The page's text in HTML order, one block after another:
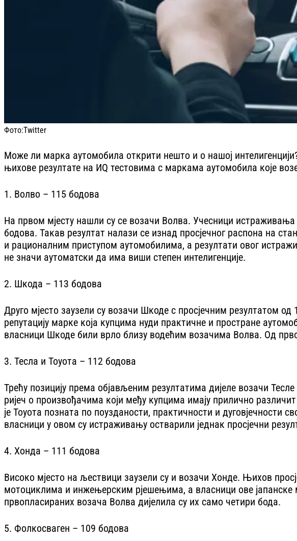
Фото:Тwitter
Може ли марка аутомобила открити нешто и о нашој
њихове резултате на ИQ тестовима с маркама аутомобила које
1. Волво – 115 бодова
На првом мјесту нашли су се возачи Волва. Учесници
бодова. Такав резултат налази се изнад просјечног распона на
и рационалним приступом аутомобилима, а резултати овог
не значи аутоматски да има виши степен интелигенције.
2. Шкода – 113 бодова
Друго мјесто заузели су возачи Шкоде с просјечним резултатом
репутацију марке која купцима нуди практичне и простране
власници Шкоде били врло близу водећим возачима Волва. Од
3. Тесла и Тоyота – 112 бодова
Трећу позицију према објављеним резултатима дијеле возачи
ријеч о произвођачима који међу купцима имају прилично
је Тоyота позната по поузданости, практичности и дуговјечности
власници у овом су истраживању остварили једнак просјечни
4. Хонда – 111 бодова
Високо мјесто на љествици заузели су и возачи Хонде. Њихов
мотоциклима и инжењерским рјешењима, а власници ове
првопласираних возача Волва дијелила су их само четири бода.
5. Фолкосваген – 109 бодова